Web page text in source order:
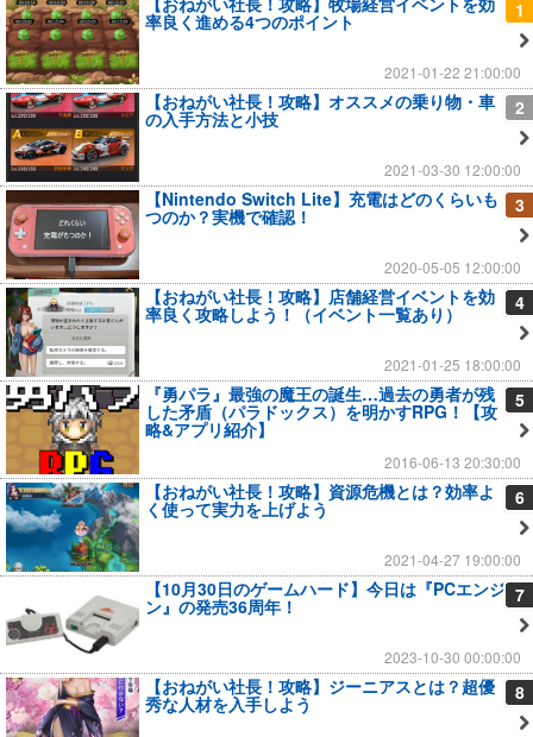
1
率良く進める4つのポイント
2021-01-22 21:00:00
2
【おねがい社長！攻略】オススメの乗り物・車
の入手方法と小技
2021-03-30 12:00:00
3
【Nintendo Switch Lite】充電はどのくらいも
つのか？実機で確認！
2020-05-05 12:00:00
4
【おねがい社長！攻略】店舗経営イベントを効
率良く攻略しよう！（イベント一覧あり）
2021-01-25 18:00:00
5
『勇パラ』最強の魔王の誕生…過去の勇者が残
した矛盾（パラドックス）を明かすRPG！【攻
略&アプリ紹介】
2016-06-13 20:30:00
6
【おねがい社長！攻略】資源危機とは？効率よ
く使って実力を上げよう
2021-04-27 19:00:00
7
【10月30日のゲームハード】今日は『PCエンジ
ン』の発売36周年！
2023-10-30 00:00:00
8
【おねがい社長！攻略】ジーニアスとは？超優
秀な人材を入手しよう